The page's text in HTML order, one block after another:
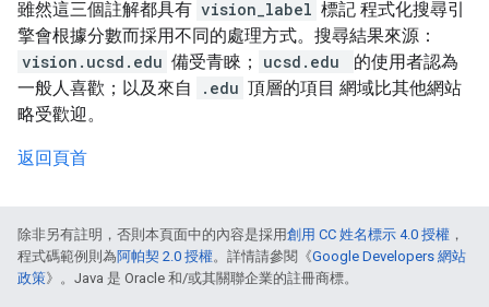
雖然這三個註解都具有 vision_label 標記 程式化搜尋引
擎會根據分數而採用不同的處理方式。搜尋結果來源：
vision.ucsd.edu 備受青睞； ucsd.edu
的使用者認為
一般人喜歡；以及來自
.edu 頂層的項目 網域比其他網站
略受歡迎。
返回頁首
除非另有註明，否則本頁面中的內容是採用創用 CC 姓名標示 4.0 授權 ，
程式碼範例則為阿帕契 2.0 授權。詳情請參閱《Google Developers 網站
政策》。Java 是 Oracle 和/或其關聯企業的註冊商標。